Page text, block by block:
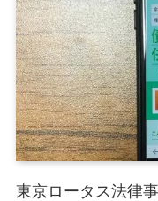
東京ロータス法律